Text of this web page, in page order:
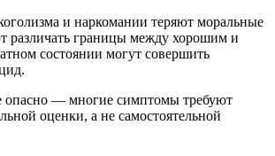
и наркомании теряют моральные
различать границы между хорошим и
состоянии могут совершить
опасно — многие симптомы требуют
оценки, а не самостоятельной